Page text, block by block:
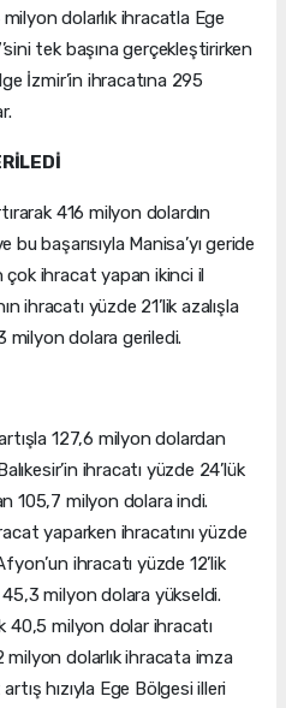
milyon dolarlık ihracatla Ege
tek başına gerçekleştirirken
İzmir’in ihracatına 295
416 milyon dolardın
başarısıyla Manisa’yı geride
çok ihracat yapan ikinci il
ihracatı yüzde 21’lik azalışla
dolara geriledi.
127,6 milyon dolardan
ihracatı yüzde 24’lük
105,7 milyon dolara indi.
yaparken ihracatını yüzde
ihracatı yüzde 12’lik
milyon dolara yükseldi.
40,5 milyon dolar ihracatı
milyon dolarlık ihracata imza
hızıyla Ege Bölgesi illeri